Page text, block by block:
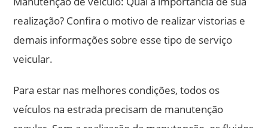
realização? Confira o motivo de realizar vistorias e
demais informações sobre esse tipo de serviço
veicular.
Para estar nas melhores condições, todos os
veículos na estrada precisam de manutenção